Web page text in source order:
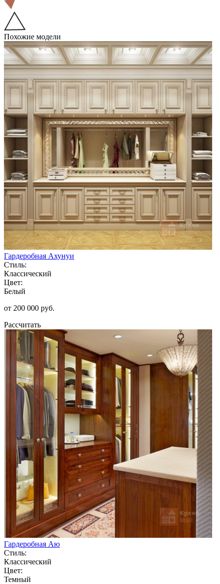
Похожие модели
Гардеробная Ахунуи
Стиль:
Классический
Цвет:
Белый
от 200 000 руб.
Рассчитать
Гардеробная Аю
Стиль:
Классический
Цвет:
Темный